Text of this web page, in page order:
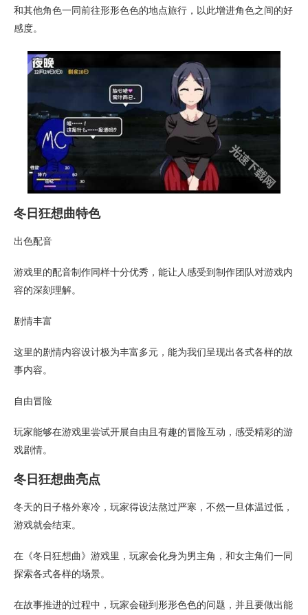
和其他角色一同前往形形色色的地点旅行，以此增进角色之间的好
感度。
冬日狂想曲特色
出色配音
游戏里的配音制作同样十分优秀，能让人感受到制作团队对游戏内
容的深刻理解。
剧情丰富
这里的剧情内容设计极为丰富多元，能为我们呈现出各式各样的故
事内容。
自由冒险
玩家能够在游戏里尝试开展自由且有趣的冒险互动，感受精彩的游
戏剧情。
冬日狂想曲亮点
冬天的日子格外寒冷，玩家得设法熬过严寒，不然一旦体温过低，
游戏就会结束。
在《冬日狂想曲》游戏里，玩家会化身为男主角，和女主角们一同
探索各式各样的场景。
在故事推进的过程中，玩家会碰到形形色色的问题，并且要做出能